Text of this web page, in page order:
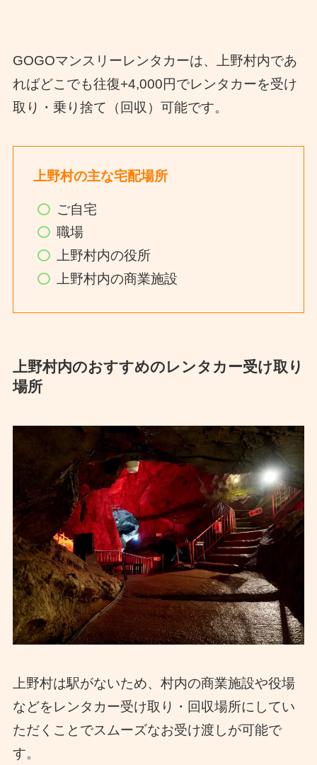
GOGOマンスリーレンタカーは、上野村内であ
ればどこでも往復+4,000円でレンタカーを受け
取り・乗り捨て（回収）可能です。
上野村の主な宅配場所
ご自宅
職場
上野村内の役所
上野村内の商業施設
上野村内のおすすめのレンタカー受け取り
場所
上野村は駅がないため、村内の商業施設や役場
などをレンタカー受け取り・回収場所にしてい
ただくことでスムーズなお受け渡しが可能で
す。